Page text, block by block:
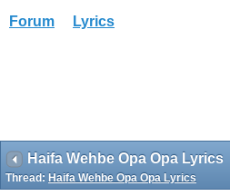
Forum Lyrics
Haifa Wehbe Opa Opa Lyrics
Thread: Haifa Wehbe Opa Opa Lyrics